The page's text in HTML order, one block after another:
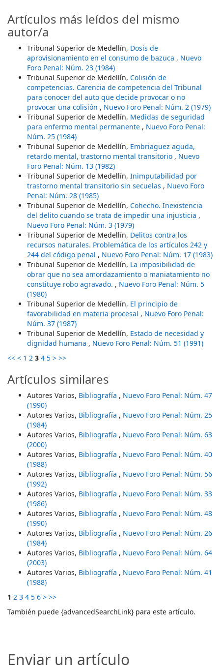
Artículos más leídos del mismo
autor/a
Tribunal Superior de Medellín, Dosis de
aprovisionamiento en el consumo de bazuca , Nuevo
Foro Penal: Núm. 23 (1984)
Tribunal Superior de Medellín, Colisión de
competencias. Carencia de competencia del Tribunal
para conocer del auto que decide provocar o no
provocar una colisión , Nuevo Foro Penal: Núm. 2 (1979)
Tribunal Superior de Medellín, Medidas de seguridad
para enfermo mental permanente , Nuevo Foro Penal:
Núm. 25 (1984)
Tribunal Superior de Medellín, Embriaguez aguda,
retardo mental, trastorno mental transitorio , Nuevo
Foro Penal: Núm. 13 (1982)
Tribunal Superior de Medellín, Inimputabilidad por
trastorno mental transitorio sin secuelas , Nuevo Foro
Penal: Núm. 28 (1985)
Tribunal Superior de Medellín, Cohecho. Inexistencia
del delito cuando se trata de impedir una injusticia ,
Nuevo Foro Penal: Núm. 3 (1979)
Tribunal Superior de Medellín, Delitos contra los
recursos naturales. Problemática de los artículos 242 y
244 del código penal , Nuevo Foro Penal: Núm. 17 (1983)
Tribunal Superior de Medellín, La imposibilidad de
obrar que no sea amordazamiento o maniatamiento no
constituye robo agravado. , Nuevo Foro Penal: Núm. 5
(1980)
Tribunal Superior de Medellín, El principio de
favorabilidad en materia procesal , Nuevo Foro Penal:
Núm. 37 (1987)
Tribunal Superior de Medellín, Estado de necesidad y
dignidad humana , Nuevo Foro Penal: Núm. 51 (1991)
<< < 1 2 3 4 5 > >>
Artículos similares
Autores Varios, Bibliografía , Nuevo Foro Penal: Núm. 47
(1990)
Autores Varios, Bibliografía , Nuevo Foro Penal: Núm. 25
(1984)
Autores Varios, Bibliografía , Nuevo Foro Penal: Núm. 63
(2000)
Autores Varios, Bibliografía , Nuevo Foro Penal: Núm. 40
(1988)
Autores Varios, Bibliografía , Nuevo Foro Penal: Núm. 56
(1992)
Autores Varios, Bibliografía , Nuevo Foro Penal: Núm. 33
(1986)
Autores Varios, Bibliografía , Nuevo Foro Penal: Núm. 48
(1990)
Autores Varios, Bibliografía , Nuevo Foro Penal: Núm. 26
(1984)
Autores Varios, Bibliografía , Nuevo Foro Penal: Núm. 64
(2003)
Autores Varios, Bibliografía , Nuevo Foro Penal: Núm. 41
(1988)
1 2 3 4 5 6 > >>
También puede {advancedSearchLink} para este artículo.
Enviar un artículo